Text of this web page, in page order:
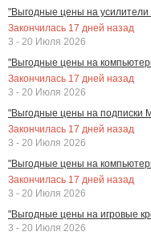
"Выгодные цены на усилители
Закончилась 17 дней назад
3 - 20 Июля 2026
"Выгодные цены на
Закончилась 17 дней назад
3 - 20 Июля 2026
"Выгодные цены на подписки
Закончилась 17 дней назад
3 - 20 Июля 2026
"Выгодные цены на
Закончилась 17 дней назад
3 - 20 Июля 2026
"Выгодные цены на игровые
3 - 20 Июля 2026